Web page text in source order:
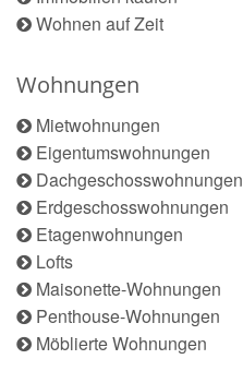
Wohnen auf Zeit
Wohnungen
Mietwohnungen
Eigentumswohnungen
Dachgeschosswohnungen
Erdgeschosswohnungen
Etagenwohnungen
Lofts
Maisonette-Wohnungen
Penthouse-Wohnungen
Möblierte Wohnungen